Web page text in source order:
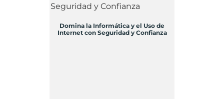
Domina la Informática y el Uso de
Internet con Seguridad y Confianza